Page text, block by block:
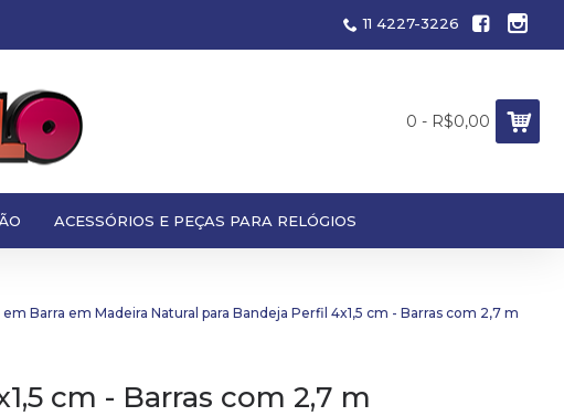
11 4227-3226
0 - R$0,00
ACESSÓRIOS E PEÇAS PARA RELÓGIOS
Barra em Madeira Natural para Bandeja Perfil 4x1,5 cm - Barras com 2,7 m
cm - Barras com 2,7 m